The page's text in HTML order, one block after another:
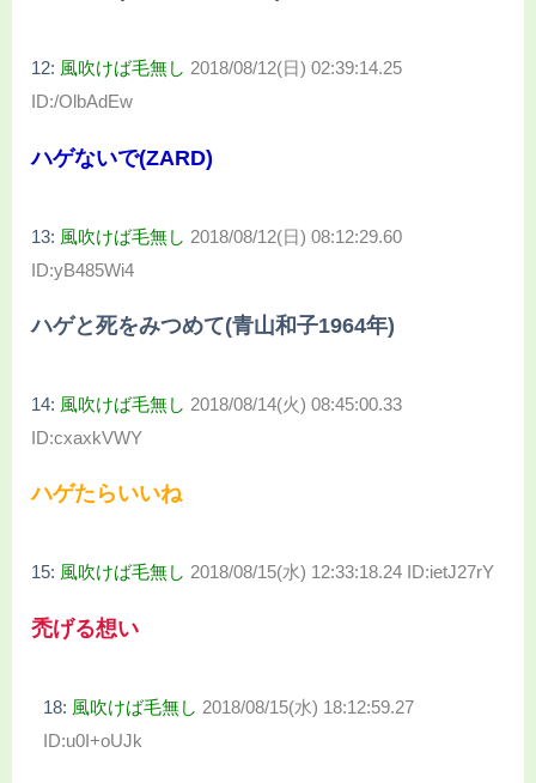
12: 風吹けば毛無し 2018/08/12(日) 02:39:14.25
ID:/OlbAdEw
ハゲないで(ZARD)
13: 風吹けば毛無し 2018/08/12(日) 08:12:29.60
ID:yB485Wi4
ハゲと死をみつめて(青山和子1964年)
14: 風吹けば毛無し 2018/08/14(火) 08:45:00.33
ID:cxaxkVWY
ハゲたらいいね
15: 風吹けば毛無し 2018/08/15(水) 12:33:18.24 ID:ietJ27rY
禿げる想い
18: 風吹けば毛無し 2018/08/15(水) 18:12:59.27
ID:u0I+oUJk